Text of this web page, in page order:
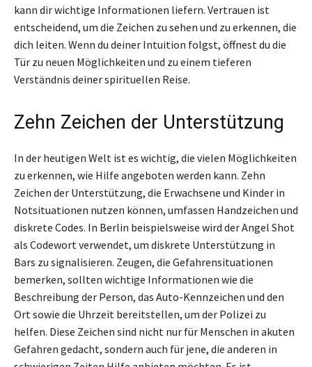
kann dir wichtige Informationen liefern. Vertrauen ist
entscheidend, um die Zeichen zu sehen und zu erkennen, die
dich leiten. Wenn du deiner Intuition folgst, öffnest du die
Tür zu neuen Möglichkeiten und zu einem tieferen
Verständnis deiner spirituellen Reise.
Zehn Zeichen der Unterstützung
In der heutigen Welt ist es wichtig, die vielen Möglichkeiten
zu erkennen, wie Hilfe angeboten werden kann. Zehn
Zeichen der Unterstützung, die Erwachsene und Kinder in
Notsituationen nutzen können, umfassen Handzeichen und
diskrete Codes. In Berlin beispielsweise wird der Angel Shot
als Codewort verwendet, um diskrete Unterstützung in
Bars zu signalisieren. Zeugen, die Gefahrensituationen
bemerken, sollten wichtige Informationen wie die
Beschreibung der Person, das Auto-Kennzeichen und den
Ort sowie die Uhrzeit bereitstellen, um der Polizei zu
helfen. Diese Zeichen sind nicht nur für Menschen in akuten
Gefahren gedacht, sondern auch für jene, die anderen in